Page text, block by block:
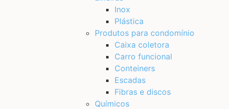
Inox
Plástica
Produtos para condomínio
Caixa coletora
Carro funcional
Conteiners
Escadas
Fibras e discos
Químicos